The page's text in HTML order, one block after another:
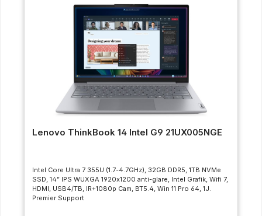
Lenovo ThinkBook 14 Intel G9 21UX005NGE
Intel Core Ultra 7 355U (1.7-4.7GHz), 32GB DDR5, 1TB NVMe
SSD, 14” IPS WUXGA 1920x1200 anti-glare, Intel Grafik, Wifi 7,
HDMI, USB4/TB, IR+1080p Cam, BT5.4, Win 11 Pro 64, 1J.
Premier Support